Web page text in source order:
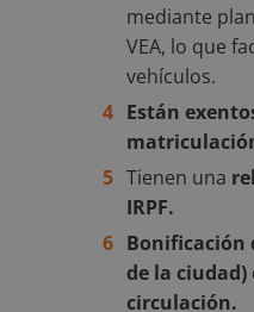
mediante
VEA, lo que
vehículos.
Están
Tienen una
IRPF.
Bonificación
de la
circulación.